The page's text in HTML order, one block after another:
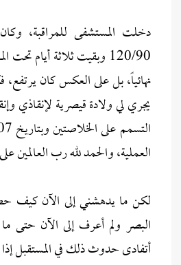
دخلت المستشفى للمراقبة،
120/90 وبقيت ثلاثة أيام
نهائياً، بل على العكس كان
يجري لي ولادة قيصرية لإنقاذي
العملية، والحمد لله رب العالمين
لكن ما يدهشني إلى الآن كيف
البصر ولم أعرف إلى الآن حتى
أتفادى حدوث ذلك في المستقبل إذا